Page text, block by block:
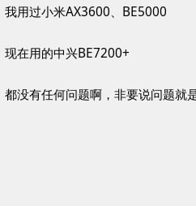
我用过小米AX3600、BE5000
现在用的中兴BE7200+
都没有任何问题啊，非要说问题就